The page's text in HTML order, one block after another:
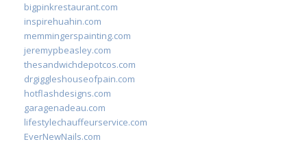
bigpinkrestaurant.com
inspirehuahin.com
memmingerspainting.com
jeremypbeasley.com
thesandwichdepotcos.com
drgiggleshouseofpain.com
hotflashdesigns.com
garagenadeau.com
lifestylechauffeurservice.com
EverNewNails.com